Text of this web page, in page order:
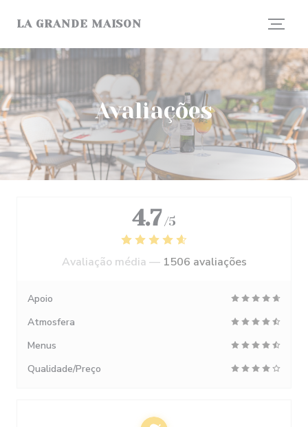
LA GRANDE MAISON
Avaliações
4.7 /5
Avaliação média — 1506 avaliações
Apoio
Atmosfera
Menus
Qualidade/Preço